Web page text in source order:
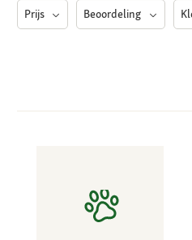
Prijs Beoordeling